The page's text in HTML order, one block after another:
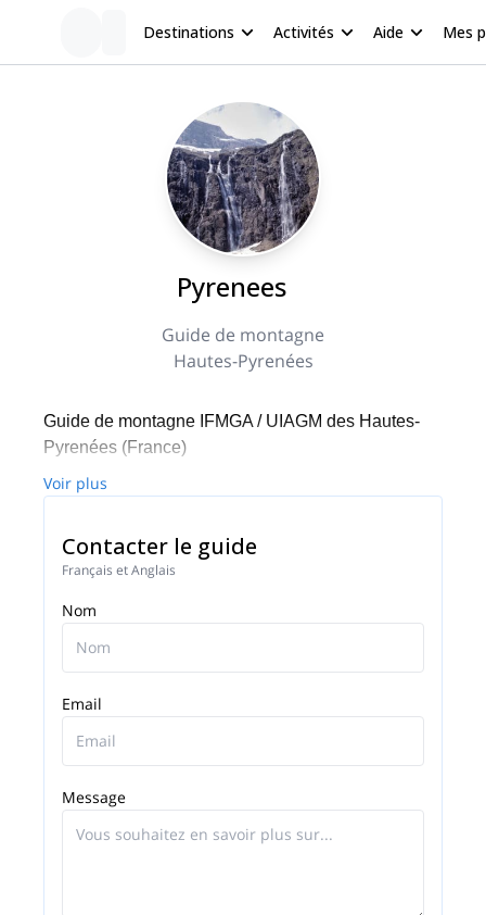
Destinations Activités Aide Mes
Pyrenees
Guide de montagne
Hautes-Pyrenées
Guide de montagne IFMGA / UIAGM des Hautes-
Pyrenées (France)
Voir plus
Contacter le guide
Français et Anglais
Nom
Email
Message